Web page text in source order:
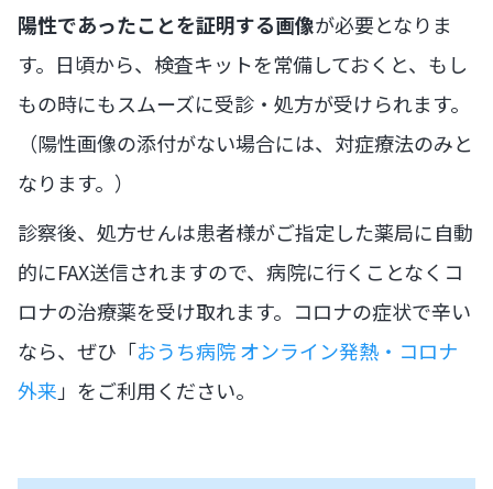
陽性であったことを証明する画像が必要となりま
す。日頃から、検査キットを常備しておくと、もし
もの時にもスムーズに受診・処方が受けられます。
（陽性画像の添付がない場合には、対症療法のみと
なります。）
診察後、処方せんは患者様がご指定した薬局に自動
的にFAX送信されますので、病院に行くことなくコ
ロナの治療薬を受け取れます。コロナの症状で辛い
なら、ぜひ「おうち病院 オンライン発熱・コロナ
外来 」をご利用ください。